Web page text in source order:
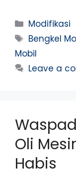
Modifikasi
Bengkel
Mobil
Leave a
Oli
Habis